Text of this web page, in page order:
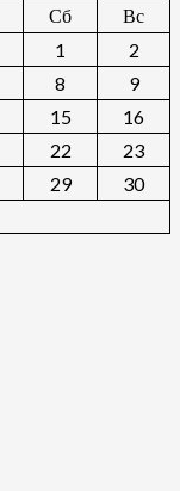
Сб
Вс
1
2
8
9
15
16
22
23
29
30